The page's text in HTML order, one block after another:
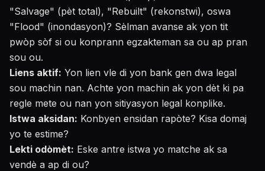
"Salvage" (pèt total), "Rebuilt" (rekonstwi), oswa
"Flood" (inondasyon)? Sèlman avanse ak yon tit
pwòp sòf si ou konprann egzakteman sa ou ap pran
sou ou.
Liens aktif: Yon lien vle di yon bank gen dwa legal
sou machin nan. Achte yon machin ak yon dèt ki pa
regle mete ou nan yon sitiyasyon legal konplike.
Istwa aksidan: Konbyen ensidan rapòte? Kisa domaj
yo te estime?
Lekti odòmèt: Eske antre istwa yo matche ak sa
vendè a ap di ou?